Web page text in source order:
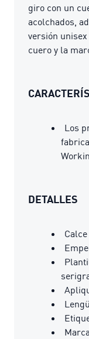
giro con un
acolchados,
versión
cuero y la
Los
DETALLES